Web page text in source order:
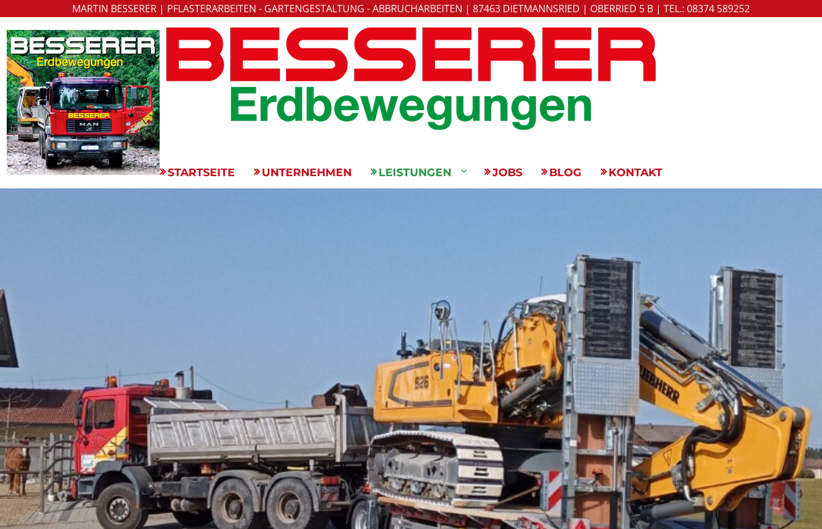
MARTIN BESSERER | PFLASTERARBEITEN - GARTENGESTALTUNG - ABBRUCHARBEITEN | 87463 DIETMANNSRIED | OBERRIED 5 B | TEL.: 08374 589252
Martin Besserer
Erdbewegungen
STARTSEITE UNTERNEHMEN LEISTUNGEN JOBS BLOG KONTAKT